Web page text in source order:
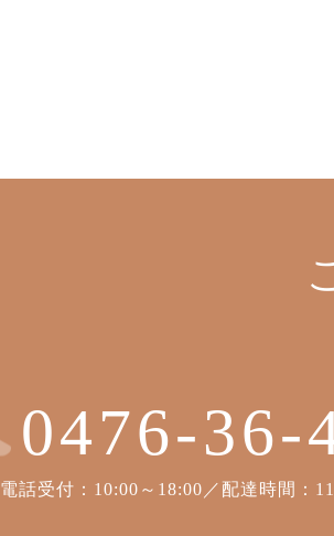
0476-36-
電話受付：10:00～18:00／配達時間：